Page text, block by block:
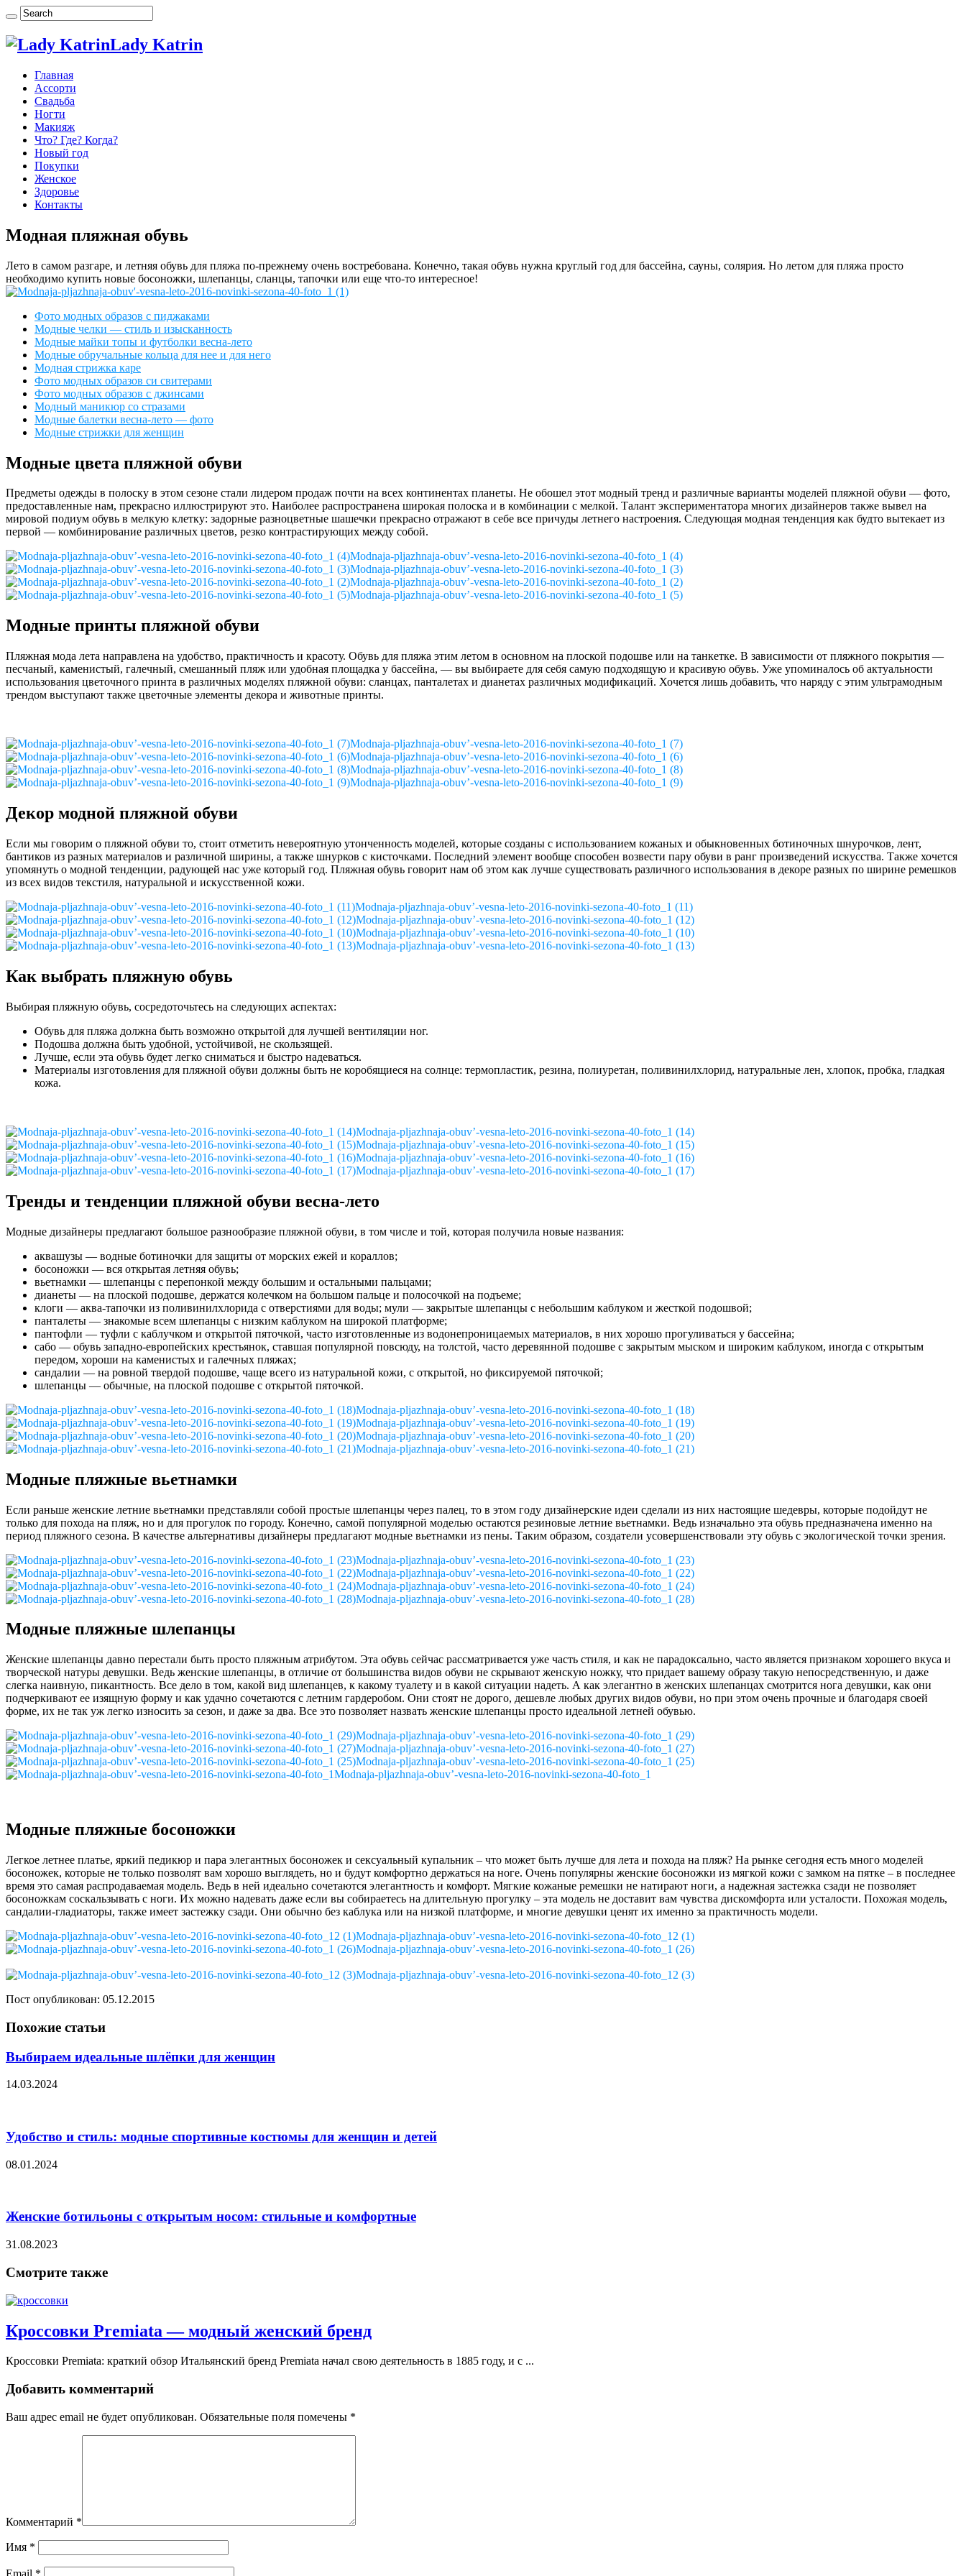
Lady Katrin
Главная
Ассорти
Свадьба
Ногти
Макияж
Что? Где? Когда?
Новый год
Покупки
Женское
Здоровье
Контакты
Модная пляжная обувь
Лето в самом разгаре, и летняя обувь для пляжа по-прежнему очень востребована. Конечно, такая обувь нужна круглый год для бассейна, сауны, солярия. Но летом для пляжа просто
необходимо купить новые босоножки, шлепанцы, сланцы, тапочки или еще что-то интересное!
Фото модных образов с пиджаками
Модные челки — стиль и изысканность
Модные майки топы и футболки весна-лето
Модные обручальные кольца для нее и для него
Модная стрижка каре
Фото модных образов си свитерами
Фото модных образов с джинсами
Модный маникюр со стразами
Модные балетки весна-лето — фото
Модные стрижки для женщин
Модные цвета пляжной обуви
Предметы одежды в полоску в этом сезоне стали лидером продаж почти на всех континентах планеты. Не обошел этот модный тренд и различные варианты моделей пляжной обуви — фото,
предоставленные нам, прекрасно иллюстрируют это. Наиболее распространена широкая полоска и в комбинации с мелкой. Талант экспериментатора многих дизайнеров также вывел на
мировой подиум обувь в мелкую клетку: задорные разноцветные шашечки прекрасно отражают в себе все причуды летнего настроения. Следующая модная тенденция как будто вытекает из
первой — комбинирование различных цветов, резко контрастирующих между собой.
Modnaja-pljazhnaja-obuv’-vesna-leto-2016-novinki-sezona-40-foto_1 (4)
Modnaja-pljazhnaja-obuv’-vesna-leto-2016-novinki-sezona-40-foto_1 (3)
Modnaja-pljazhnaja-obuv’-vesna-leto-2016-novinki-sezona-40-foto_1 (2)
Modnaja-pljazhnaja-obuv’-vesna-leto-2016-novinki-sezona-40-foto_1 (5)
Модные принты пляжной обуви
Пляжная мода лета направлена на удобство, практичность и красоту. Обувь для пляжа этим летом в основном на плоской подошве или на танкетке. В зависимости от пляжного покрытия —
песчаный, каменистый, галечный, смешанный пляж или удобная площадка у бассейна, — вы выбираете для себя самую подходящую и красивую обувь. Уже упоминалось об актуальности
использования цветочного принта в различных моделях пляжной обуви: сланцах, панталетах и дианетах различных модификаций. Хочется лишь добавить, что наряду с этим ультрамодным
трендом выступают также цветочные элементы декора и животные принты.
Modnaja-pljazhnaja-obuv’-vesna-leto-2016-novinki-sezona-40-foto_1 (7)
Modnaja-pljazhnaja-obuv’-vesna-leto-2016-novinki-sezona-40-foto_1 (6)
Modnaja-pljazhnaja-obuv’-vesna-leto-2016-novinki-sezona-40-foto_1 (8)
Modnaja-pljazhnaja-obuv’-vesna-leto-2016-novinki-sezona-40-foto_1 (9)
Декор модной пляжной обуви
Если мы говорим о пляжной обуви то, стоит отметить невероятную утонченность моделей, которые созданы с использованием кожаных и обыкновенных ботиночных шнурочков, лент,
бантиков из разных материалов и различной ширины, а также шнурков с кисточками. Последний элемент вообще способен возвести пару обуви в ранг произведений искусства. Также хочется
упомянуть о модной тенденции, радующей нас уже который год. Пляжная обувь говорит нам об этом как лучше существовать различного использования в декоре разных по ширине ремешков
из всех видов текстиля, натуральной и искусственной кожи.
Modnaja-pljazhnaja-obuv’-vesna-leto-2016-novinki-sezona-40-foto_1 (11)
Modnaja-pljazhnaja-obuv’-vesna-leto-2016-novinki-sezona-40-foto_1 (12)
Modnaja-pljazhnaja-obuv’-vesna-leto-2016-novinki-sezona-40-foto_1 (10)
Modnaja-pljazhnaja-obuv’-vesna-leto-2016-novinki-sezona-40-foto_1 (13)
Как выбрать пляжную обувь
Выбирая пляжную обувь, сосредоточьтесь на следующих аспектах:
Обувь для пляжа должна быть возможно открытой для лучшей вентиляции ног.
Подошва должна быть удобной, устойчивой, не скользящей.
Лучше, если эта обувь будет легко сниматься и быстро надеваться.
Материалы изготовления для пляжной обуви должны быть не коробящиеся на солнце: термопластик, резина, полиуретан, поливинилхлорид, натуральные лен, хлопок, пробка, гладкая
кожа.
Modnaja-pljazhnaja-obuv’-vesna-leto-2016-novinki-sezona-40-foto_1 (14)
Modnaja-pljazhnaja-obuv’-vesna-leto-2016-novinki-sezona-40-foto_1 (15)
Modnaja-pljazhnaja-obuv’-vesna-leto-2016-novinki-sezona-40-foto_1 (16)
Modnaja-pljazhnaja-obuv’-vesna-leto-2016-novinki-sezona-40-foto_1 (17)
Тренды и тенденции пляжной обуви весна-лето
Модные дизайнеры предлагают большое разнообразие пляжной обуви, в том числе и той, которая получила новые названия:
аквашузы — водные ботиночки для защиты от морских ежей и кораллов;
босоножки — вся открытая летняя обувь;
вьетнамки — шлепанцы с перепонкой между большим и остальными пальцами;
дианеты — на плоской подошве, держатся колечком на большом пальце и полосочкой на подъеме;
клоги — аква-тапочки из поливинилхлорида с отверстиями для воды; мули — закрытые шлепанцы с небольшим каблуком и жесткой подошвой;
панталеты — знакомые всем шлепанцы с низким каблуком на широкой платформе;
пантофли — туфли с каблучком и открытой пяточкой, часто изготовленные из водонепроницаемых материалов, в них хорошо прогуливаться у бассейна;
сабо — обувь западно-европейских крестьянок, ставшая популярной повсюду, на толстой, часто деревянной подошве с закрытым мыском и широким каблуком, иногда с открытым
передом, хороши на каменистых и галечных пляжах;
сандалии — на ровной твердой подошве, чаще всего из натуральной кожи, с открытой, но фиксируемой пяточкой;
шлепанцы — обычные, на плоской подошве с открытой пяточкой.
Modnaja-pljazhnaja-obuv’-vesna-leto-2016-novinki-sezona-40-foto_1 (18)
Modnaja-pljazhnaja-obuv’-vesna-leto-2016-novinki-sezona-40-foto_1 (19)
Modnaja-pljazhnaja-obuv’-vesna-leto-2016-novinki-sezona-40-foto_1 (20)
Modnaja-pljazhnaja-obuv’-vesna-leto-2016-novinki-sezona-40-foto_1 (21)
Модные пляжные вьетнамки
Если раньше женские летние вьетнамки представляли собой простые шлепанцы через палец, то в этом году дизайнерские идеи сделали из них настоящие шедевры, которые подойдут не
только для похода на пляж, но и для прогулок по городу. Конечно, самой популярной моделью остаются резиновые летние вьетнамки. Ведь изначально эта обувь предназначена именно на
период пляжного сезона. В качестве альтернативы дизайнеры предлагают модные вьетнамки из пены. Таким образом, создатели усовершенствовали эту обувь с экологической точки зрения.
Modnaja-pljazhnaja-obuv’-vesna-leto-2016-novinki-sezona-40-foto_1 (23)
Modnaja-pljazhnaja-obuv’-vesna-leto-2016-novinki-sezona-40-foto_1 (22)
Modnaja-pljazhnaja-obuv’-vesna-leto-2016-novinki-sezona-40-foto_1 (24)
Modnaja-pljazhnaja-obuv’-vesna-leto-2016-novinki-sezona-40-foto_1 (28)
Модные пляжные шлепанцы
Женские шлепанцы давно перестали быть просто пляжным атрибутом. Эта обувь сейчас рассматривается уже часть стиля, и как не парадоксально, часто является признаком хорошего вкуса и
творческой натуры девушки. Ведь женские шлепанцы, в отличие от большинства видов обуви не скрывают женскую ножку, что придает вашему образу такую непосредственную, и даже
слегка наивную, пикантность. Все дело в том, какой вид шлепанцев, к какому туалету и в какой ситуации надеть. А как элегантно в женских шлепанцах смотрится нога девушки, как они
подчеркивают ее изящную форму и как удачно сочетаются с летним гардеробом. Они стоят не дорого, дешевле любых других видов обуви, но при этом очень прочные и благодаря своей
форме, их не так уж легко износить за сезон, и даже за два. Все это позволяет назвать женские шлепанцы просто идеальной летней обувью.
Modnaja-pljazhnaja-obuv’-vesna-leto-2016-novinki-sezona-40-foto_1 (29)
Modnaja-pljazhnaja-obuv’-vesna-leto-2016-novinki-sezona-40-foto_1 (27)
Modnaja-pljazhnaja-obuv’-vesna-leto-2016-novinki-sezona-40-foto_1 (25)
Modnaja-pljazhnaja-obuv’-vesna-leto-2016-novinki-sezona-40-foto_1
Модные пляжные босоножки
Легкое летнее платье, яркий педикюр и пара элегантных босоножек и сексуальный купальник – что может быть лучше для лета и похода на пляж? На рынке сегодня есть много моделей
босоножек, которые не только позволят вам хорошо выглядеть, но и будут комфортно держаться на ноге. Очень популярны женские босоножки из мягкой кожи с замком на пятке – в последнее
время это самая распродаваемая модель. Ведь в ней идеально сочетаются элегантность и комфорт. Мягкие кожаные ремешки не натирают ноги, а надежная застежка сзади не позволяет
босоножкам соскальзывать с ноги. Их можно надевать даже если вы собираетесь на длительную прогулку – эта модель не доставит вам чувства дискомфорта или усталости. Похожая модель,
сандалии-гладиаторы, также имеет застежку сзади. Они обычно без каблука или на низкой платформе, и многие девушки ценят их именно за практичность модели.
Modnaja-pljazhnaja-obuv’-vesna-leto-2016-novinki-sezona-40-foto_12 (1)
Modnaja-pljazhnaja-obuv’-vesna-leto-2016-novinki-sezona-40-foto_1 (26)
Modnaja-pljazhnaja-obuv’-vesna-leto-2016-novinki-sezona-40-foto_12 (3)
Пост опубликован: 05.12.2015
Похожие статьи
Выбираем идеальные шлёпки для женщин
14.03.2024
Удобство и стиль: модные спортивные костюмы для женщин и детей
08.01.2024
Женские ботильоны с открытым носом: стильные и комфортные
31.08.2023
Смотрите также
Кроссовки Premiata — модный женский бренд
Кроссовки Premiata: краткий обзор Итальянский бренд Premiata начал свою деятельность в 1885 году, и с ...
Добавить комментарий
Ваш адрес email не будет опубликован. Обязательные поля помечены *
Комментарий *
Имя *
Email *